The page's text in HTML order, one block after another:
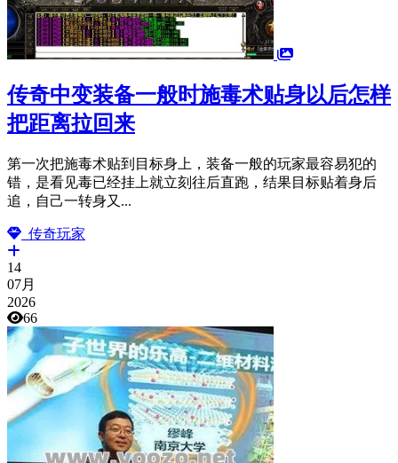
传奇中变装备一般时施毒术贴身以后怎样
把距离拉回来
第一次把施毒术贴到目标身上，装备一般的玩家最容易犯的
错，是看见毒已经挂上就立刻往后直跑，结果目标贴着身后
追，自己一转身又...
传奇玩家
14
07月
2026
66